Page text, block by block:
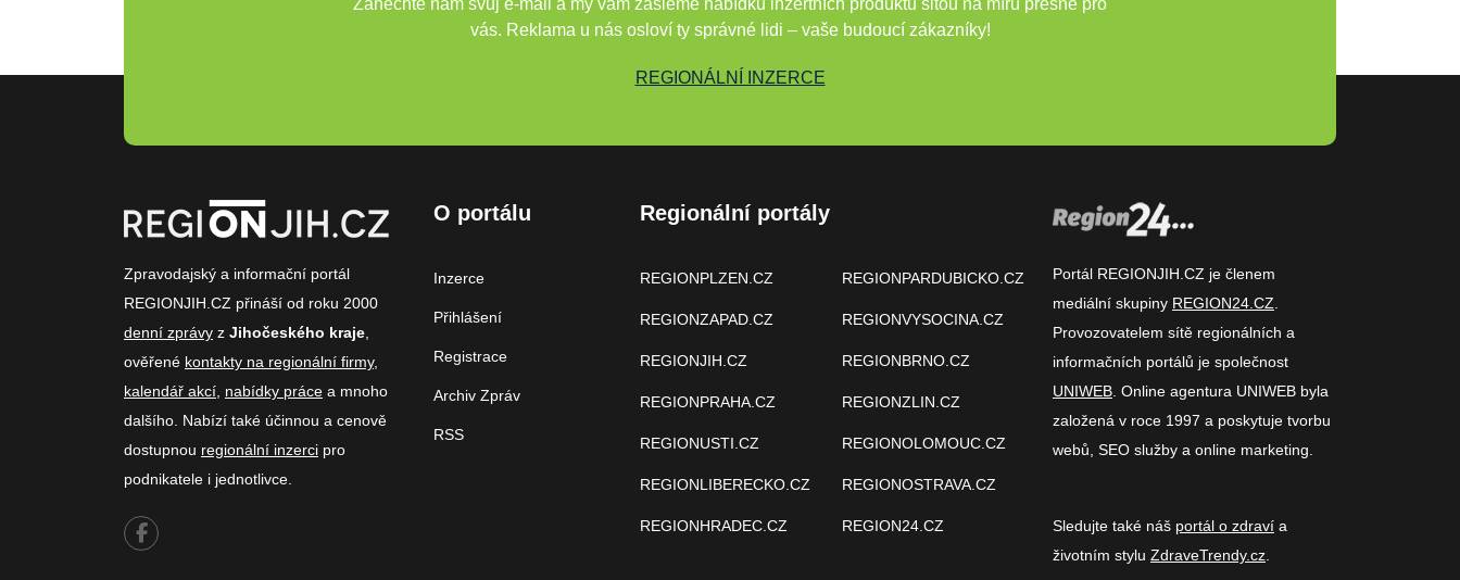
vás. Reklama u nás osloví ty správné lidi – vaše budoucí zákazníky!
REGIONÁLNÍ INZERCE
Zpravodajský a informační portál
REGIONJIH.CZ přináší od roku 2000
denní zprávy z Jihočeského kraje
ověřené kontakty na regionální firmy,
kalendář akcí nabídky práce a mnoho
dalšího. Nabízí také účinnou a cenově
dostupnou regionální inzerci pro
podnikatele i jednotlivce.
O portálu
Inzerce
Přihlášení
Registrace
Archiv Zpráv
RSS
Regionální portály
REGIONPLZEN.CZ
REGIONZAPAD.CZ
REGIONJIH.CZ
REGIONPRAHA.CZ
REGIONUSTI.CZ
REGIONLIBERECKO.CZ
REGIONHRADEC.CZ
REGIONPARDUBICKO.CZ
REGIONVYSOCINA.CZ
REGIONBRNO.CZ
REGIONZLIN.CZ
REGIONOLOMOUC.CZ
REGIONOSTRAVA.CZ
REGION24.CZ
Portál REGIONJIH.CZ je členem
mediální skupiny REGION24.CZ
Provozovatelem sítě regionálních a
informačních portálů je společnost
UNIWEB . Online agentura UNIWEB byla
založená v roce 1997 a poskytuje tvorbu
webů, SEO služby a online marketing.
Sledujte také náš portál o zdraví a
životním stylu ZdraveTrendy.cz